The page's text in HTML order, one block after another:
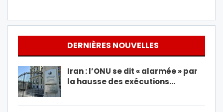
DERNIÈRES NOUVELLES
Iran : l’ONU se dit « alarmée » par
la hausse des exécutions…